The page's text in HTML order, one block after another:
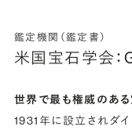
鑑定機関（鑑定書）
米国宝石学会：
世界で最も権威のあ
1931年に設立されダ